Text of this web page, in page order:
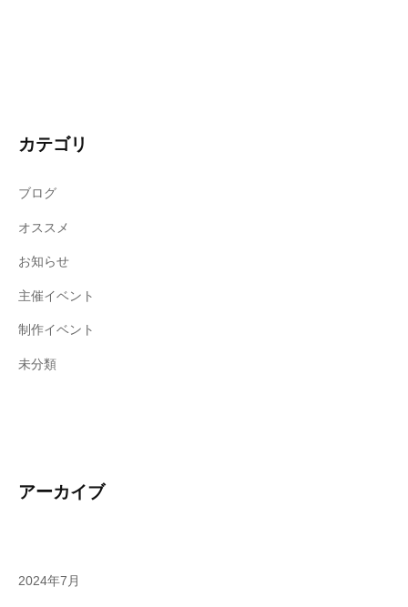
カテゴリ
ブログ
オススメ
お知らせ
主催イベント
制作イベント
未分類
アーカイブ
2024年7月